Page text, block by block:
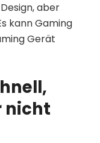
aber
kann Gaming
Gerät
nicht